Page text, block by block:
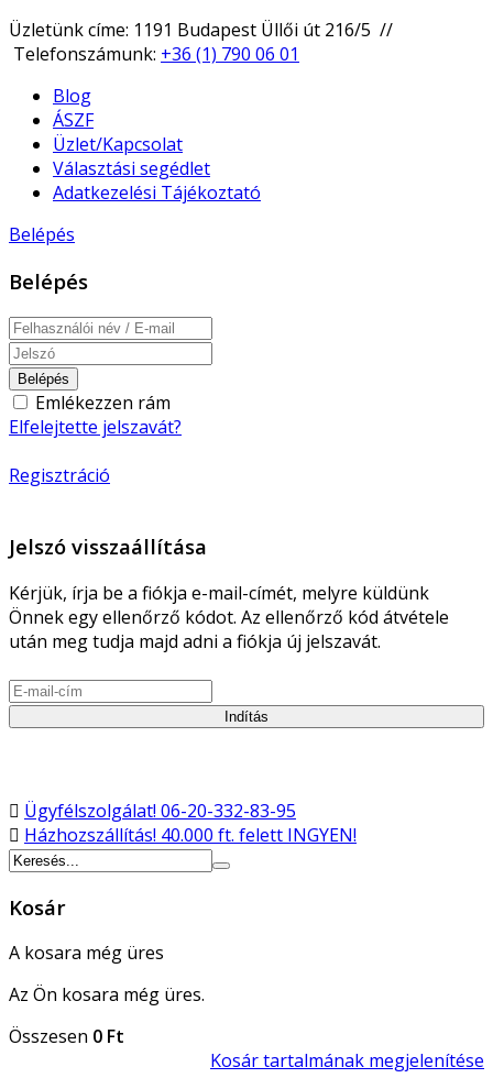
Üzletünk címe: 1191 Budapest Üllői út 216/5 //
Telefonszámunk: +36 (1) 790 06 01
Blog
ÁSZF
Üzlet/Kapcsolat
Választási segédlet
Adatkezelési Tájékoztató
Belépés
Belépés
Belépés
Emlékezzen rám
Elfelejtette jelszavát?
Regisztráció
Jelszó visszaállítása
Kérjük, írja be a fiókja e-mail-címét, melyre küldünk
Önnek egy ellenőrző kódot. Az ellenőrző kód átvétele
után meg tudja majd adni a fiókja új jelszavát.
Indítás
Ügyfélszolgálat! 06-20-332-83-95
Házhozszállítás! 40.000 ft. felett INGYEN!
Kosár
A kosara még üres
Az Ön kosara még üres.
Összesen 0 Ft
Kosár tartalmának megjelenítése